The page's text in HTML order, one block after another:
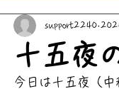
十五夜
support2240
今日は十五夜（中